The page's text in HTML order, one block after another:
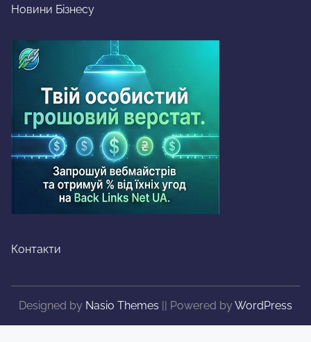
Новини Бізнесу
Контакти
Designed by Nasio Themes || Powered by WordPress